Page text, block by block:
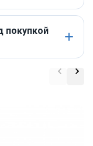
покупкой